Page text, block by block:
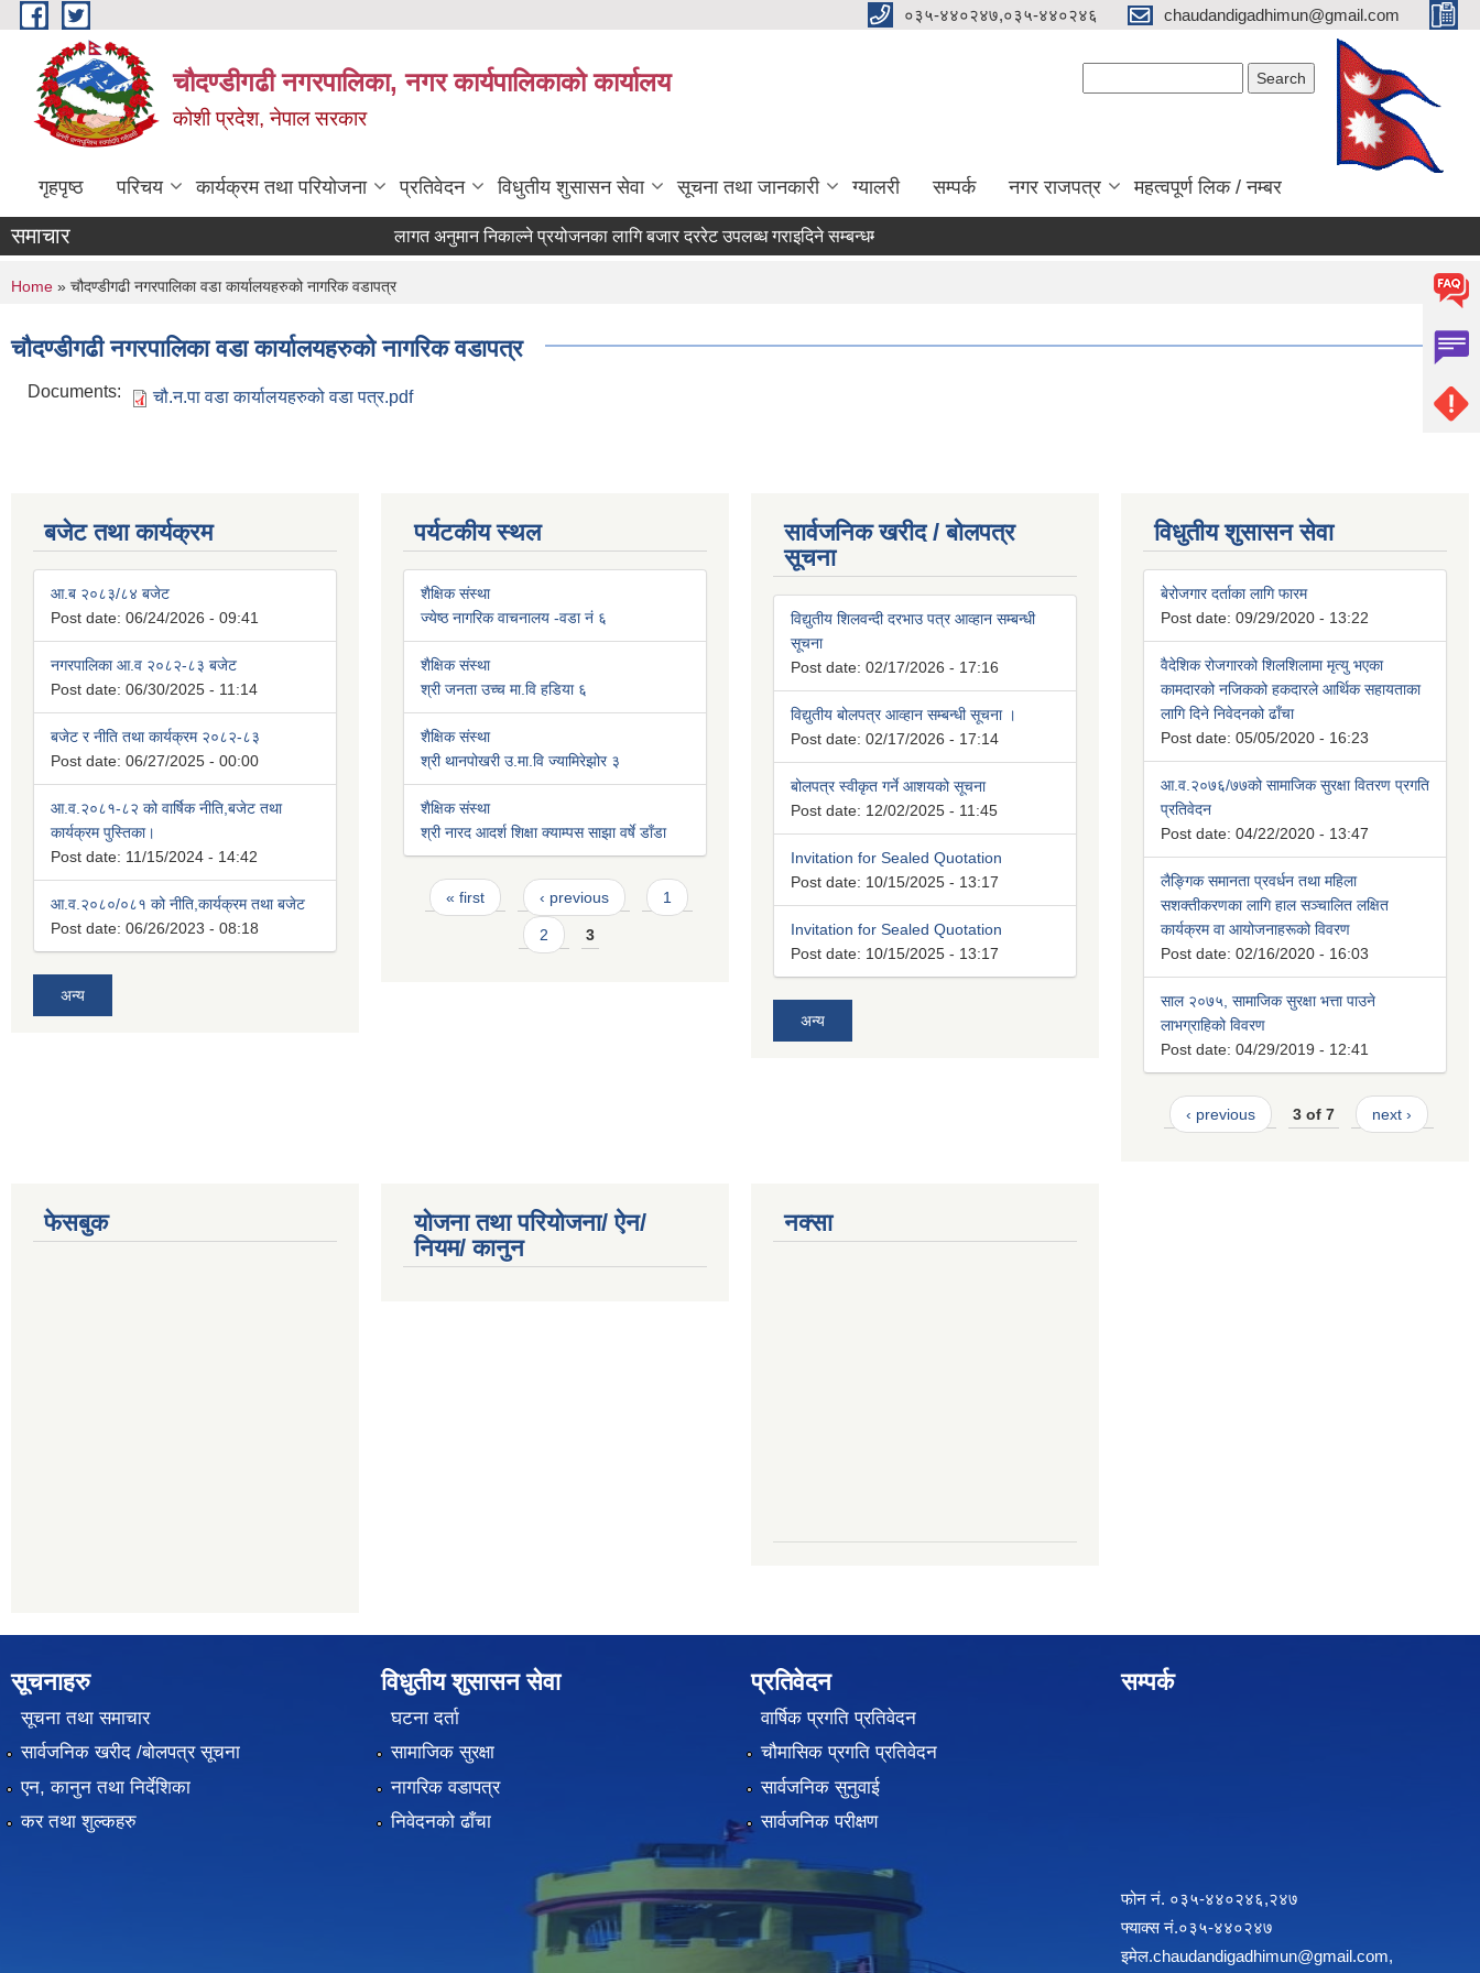
Skip to main content ०३५-४४०२४७,०३५-४४०२४६ chaudandigadhimun@gmail.com
चौदण्डीगढी नगरपालिका, नगर कार्यपालिकाको कार्यालय
कोशी प्रदेश, नेपाल सरकार
गृहपृष्ठ परिचय कार्यक्रम तथा परियोजना प्रतिवेदन विधुतीय शुसासन सेवा सूचना तथा जानकारी ग्यालरी सम्पर्क नगर राजपत्र महत्वपूर्ण लिक / नम्बर
समाचार लागत अनुमान निकाल्ने प्रयोजनका लागि बजार दररेट उपलब्ध गराइदिने सम्बन्धमा ।
You are here
Home » चौदण्डीगढी नगरपालिका वडा कार्यालयहरुको नागरिक वडापत्र
चौदण्डीगढी नगरपालिका वडा कार्यालयहरुको नागरिक वडापत्र
Documents: चौ.न.पा वडा कार्यालयहरुको वडा पत्र.pdf
बजेट तथा कार्यक्रम
आ.ब २०८३/८४ बजेट
Post date: 06/24/2026 - 09:41
नगरपालिका आ.व २०८२-८३ बजेट
Post date: 06/30/2025 - 11:14
बजेट र नीति तथा कार्यक्रम २०८२-८३
Post date: 06/27/2025 - 00:00
आ.व.२०८१-८२ को वार्षिक नीति,बजेट तथा
कार्यक्रम पुस्तिका।
Post date: 11/15/2024 - 14:42
आ.व.२०८०/०८१ को नीति,कार्यक्रम तथा बजेट
Post date: 06/26/2023 - 08:18
अन्य
पर्यटकीय स्थल
शैक्षिक संस्था
ज्येष्ठ नागरिक वाचनालय -वडा नं ६
शैक्षिक संस्था
श्री जनता उच्च मा.वि हडिया ६
शैक्षिक संस्था
श्री थानपोखरी उ.मा.वि ज्यामिरेझोर ३
शैक्षिक संस्था
श्री नारद आदर्श शिक्षा क्याम्पस साझा वर्षे डाँडा
Pages
« first ‹ previous 1
2 3
सार्वजनिक खरीद / बोलपत्र
सूचना
विद्युतीय शिलवन्दी दरभाउ पत्र आव्हान सम्बन्धी
सूचना
Post date: 02/17/2026 - 17:16
विद्युतीय बोलपत्र आव्हान सम्बन्धी सूचना ।
Post date: 02/17/2026 - 17:14
बोलपत्र स्वीकृत गर्ने आशयको सूचना
Post date: 12/02/2025 - 11:45
Invitation for Sealed Quotation
Post date: 10/15/2025 - 13:17
Invitation for Sealed Quotation
Post date: 10/15/2025 - 13:17
अन्य
विधुतीय शुसासन सेवा
बेरोजगार दर्ताका लागि फारम
Post date: 09/29/2020 - 13:22
वैदेशिक रोजगारको शिलशिलामा मृत्यु भएका
कामदारको नजिकको हकदारले आर्थिक सहायताका
लागि दिने निवेदनको ढाँचा
Post date: 05/05/2020 - 16:23
आ.व.२०७६/७७को सामाजिक सुरक्षा वितरण प्रगति
प्रतिवेदन
Post date: 04/22/2020 - 13:47
लैङ्गिक समानता प्रवर्धन तथा महिला
सशक्तीकरणका लागि हाल सञ्चालित लक्षित
कार्यक्रम वा आयोजनाहरूको विवरण
Post date: 02/16/2020 - 16:03
साल २०७५, सामाजिक सुरक्षा भत्ता पाउने
लाभग्राहिको विवरण
Post date: 04/29/2019 - 12:41
‹ previous 3 of 7 next ›
फेसबुक
योजना तथा परियोजना/ ऐन/
नियम/ कानुन
नक्सा
सूचनाहरु
सूचना तथा समाचार
सार्वजनिक खरीद /बोलपत्र सूचना
एन, कानुन तथा निर्देशिका
कर तथा शुल्कहरु
विधुतीय शुसासन सेवा
घटना दर्ता
सामाजिक सुरक्षा
नागरिक वडापत्र
निवेदनको ढाँचा
प्रतिवेदन
वार्षिक प्रगति प्रतिवेदन
चौमासिक प्रगति प्रतिवेदन
सार्वजनिक सुनुवाई
सार्वजनिक परीक्षण
सम्पर्क
फोन नं. ०३५-४४०२४६,२४७
फ्याक्स नं.०३५-४४०२४७
इमेल.chaudandigadhimun@gmail.com,